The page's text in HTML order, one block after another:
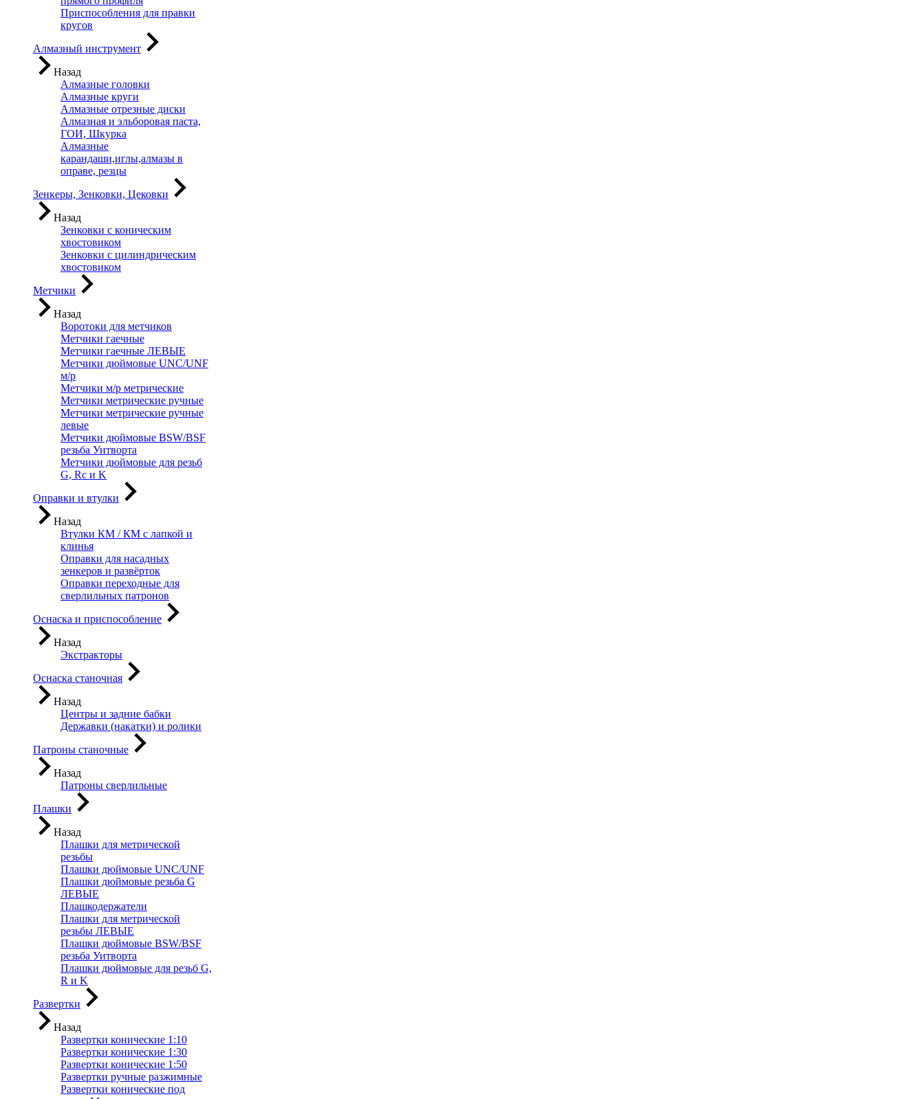
Приспособления для правки
кругов
Алмазный инструмент
Назад
Алмазные головки
Алмазные круги
Алмазные отрезные диски
Алмазная и эльборовая паста,
ГОИ, Шкурка
Алмазные
карандаши,иглы,алмазы в
оправе, резцы
Зенкеры, Зенковки, Цековки
Назад
Зенковки с коническим
хвостовиком
Зенковки с цилиндрическим
хвостовиком
Метчики
Назад
Воротоки для метчиков
Метчики гаечные
Метчики гаечные ЛЕВЫЕ
Метчики дюймовые UNC/UNF
м/р
Метчики м/р метрические
Метчики метрические ручные
Метчики метрические ручные
левые
Метчики дюймовые BSW/BSF
резьба Уитворта
Метчики дюймовые для резьб
G, Rc и K
Оправки и втулки
Назад
Втулки КМ / КМ с лапкой и
клинья
Оправки для насадных
зенкеров и развёрток
Оправки переходные для
сверлильных патронов
Оснаска и приспособление
Назад
Экстракторы
Оснаска станочная
Назад
Центры и задние бабки
Державки (накатки) и ролики
Патроны станочные
Назад
Патроны сверлильные
Плашки
Назад
Плашки для метрической
резьбы
Плашки дюймовые UNC/UNF
Плашки дюймовые резьба G
ЛЕВЫЕ
Плашкодержатели
Плашки для метрической
резьбы ЛЕВЫЕ
Плашки дюймовые BSW/BSF
резьба Уитворта
Плашки дюймовые для резьб G,
R и K
Развертки
Назад
Развертки конические 1:10
Развертки конические 1:30
Развертки конические 1:50
Развертки ручные разжимные
Развертки конические под